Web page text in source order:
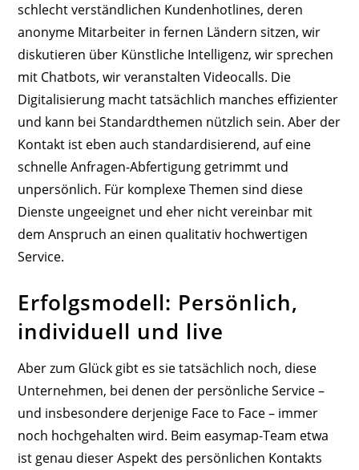
schlecht verständlichen Kundenhotlines, deren
anonyme Mitarbeiter in fernen Ländern sitzen, wir
diskutieren über Künstliche Intelligenz, wir sprechen
mit Chatbots, wir veranstalten Videocalls. Die
Digitalisierung macht tatsächlich manches effizienter
und kann bei Standardthemen nützlich sein. Aber der
Kontakt ist eben auch standardisierend, auf eine
schnelle Anfragen-Abfertigung getrimmt und
unpersönlich. Für komplexe Themen sind diese
Dienste ungeeignet und eher nicht vereinbar mit
dem Anspruch an einen qualitativ hochwertigen
Service.
Erfolgsmodell: Persönlich,
individuell und live
Aber zum Glück gibt es sie tatsächlich noch, diese
Unternehmen, bei denen der persönliche Service –
und insbesondere derjenige Face to Face – immer
noch hochgehalten wird. Beim easymap-Team etwa
ist genau dieser Aspekt des persönlichen Kontakts